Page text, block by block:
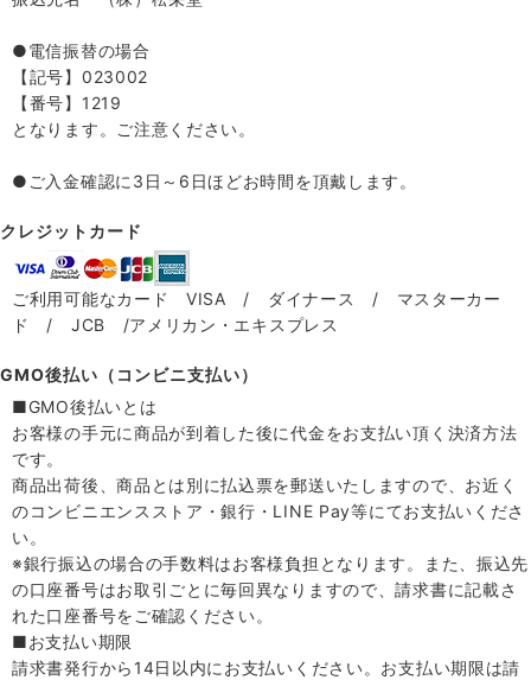
●電信振替の場合
【記号】023002
【番号】1219
となります。ご注意ください。
●ご入金確認に3日～6日ほどお時間を頂戴します。
クレジットカード
ご利用可能なカード VISA / ダイナース / マスターカー
ド / JCB /アメリカン・エキスプレス
GMO後払い（コンビニ支払い）
■GMO後払いとは
お客様の手元に商品が到着した後に代金をお支払い頂く決済方法
です。
商品出荷後、商品とは別に払込票を郵送いたしますので、お近く
のコンビニエンスストア・銀行・LINE Pay等にてお支払いくださ
い。
※銀行振込の場合の手数料はお客様負担となります。また、振込先
の口座番号はお取引ごとに毎回異なりますので、請求書に記載さ
れた口座番号をご確認ください。
■お支払い期限
請求書発行から14日以内にお支払いください。お支払い期限は請